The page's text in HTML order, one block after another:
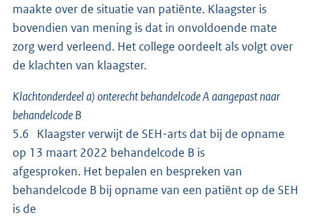
maakte over de situatie van patiënte. Klaagster is
bovendien van mening is dat in onvoldoende mate
zorg werd verleend. Het college oordeelt als volgt over
de klachten van klaagster.
Klachtonderdeel a) onterecht behandelcode A aangepast naar
behandelcode B
5.6 Klaagster verwijt de SEH-arts dat bij de opname
op 13 maart 2022 behandelcode B is
afgesproken. Het bepalen en bespreken van
behandelcode B bij opname van een patiënt op de SEH
is de